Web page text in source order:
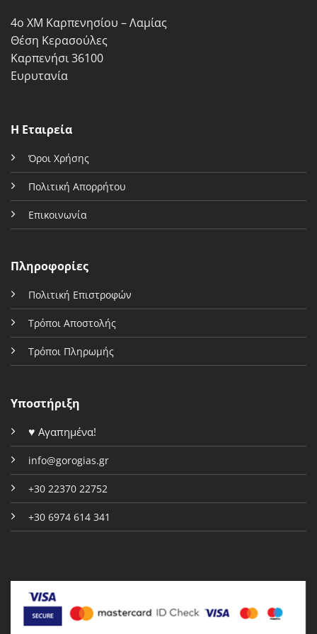
του
προϊόντος
4ο ΧΜ Καρπενησίου – Λαμίας
Θέση Κερασούλες
Καρπενήσι 36100
Ευρυτανία
Η Εταιρεία
Όροι Χρήσης
Πολιτική Απορρήτου
Επικοινωνία
Πληροφορίες
Πολιτική Επιστροφών
Τρόποι Αποστολής
Τρόποι Πληρωμής
Υποστήριξη
♥ Αγαπημένα!
info@gorogias.gr
+30 22370 22752
+30 6974 614 341